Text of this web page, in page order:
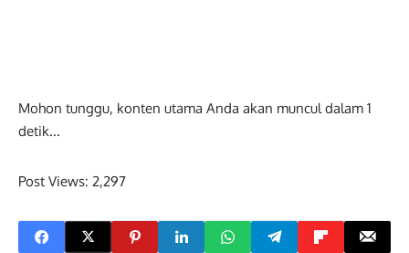
Mohon tunggu, konten utama Anda akan muncul dalam 0
detik...
Post Views: 2,297